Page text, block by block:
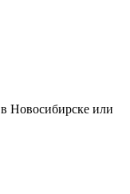
в Новосибирске или